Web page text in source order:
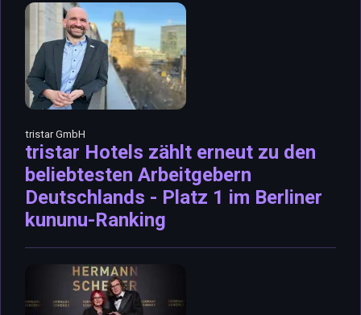
tristar GmbH
tristar Hotels zählt erneut zu den
beliebtesten Arbeitgebern
Deutschlands - Platz 1 im Berliner
kununu-Ranking